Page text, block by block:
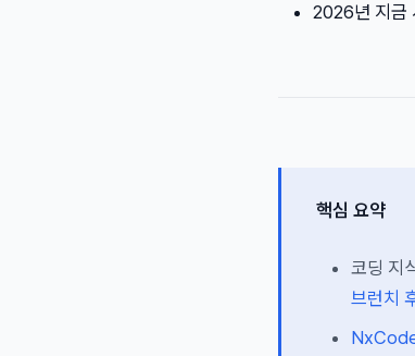
2026년 지금
핵심 요약
코딩 지
브런치